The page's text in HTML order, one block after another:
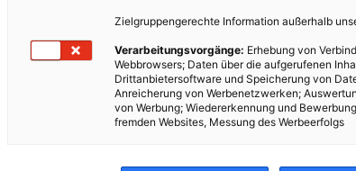
Zielgruppengerechte Information außerhalb
Verarbeitungsvorgänge: Erhebung von
Webbrowsers; Daten über die aufgerufenen
Drittanbietersoftware und Speicherung von
Anreicherung von Werbenetzwerken;
von Werbung; Wiedererkennung und
fremden Websites, Messung des Werbeerfolgs